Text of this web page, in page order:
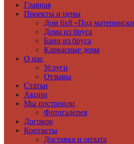
Главная
Проекты и цены
Дом 6х8 «Под
Дома из бруса
Бани из бруса
Каркасные дома
О нас
Услуги
Отзывы
Статьи
Акции
Мы построили
Фотогалерея
Договор
Контакты
Доставка и оплата